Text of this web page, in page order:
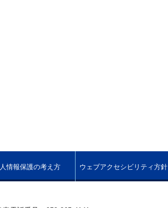
情報保護の考え方 ウェブアクセシビリティ方針